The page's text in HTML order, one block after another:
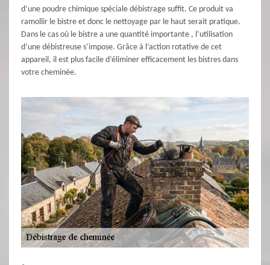
d’une poudre chimique spéciale débistrage suffit. Ce produit va
ramollir le bistre et donc le nettoyage par le haut serait pratique.
Dans le cas où le bistre a une quantité importante , l’utilisation
d’une débistreuse s’impose. Grâce à l’action rotative de cet
appareil, il est plus facile d’éliminer efficacement les bistres dans
votre cheminée.